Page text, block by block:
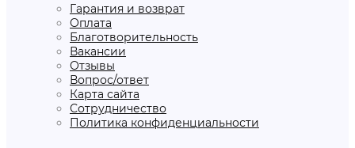
Гарантия и возврат
Оплата
Благотворительность
Вакансии
Отзывы
Вопрос/ответ
Карта сайта
Сотрудничество
Политика конфиденциальности